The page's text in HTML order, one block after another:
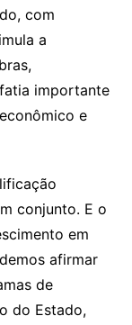
com
a
importante
e
conjunto. E o
em
afirmar
de
do Estado,